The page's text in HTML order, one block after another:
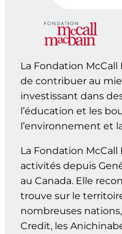
La Fondation
de contribuer au
investissant dans
l’éducation et les
l’environnement et
La Fondation
activités depuis
au Canada. Elle
trouve sur le
nombreuses
Credit, les